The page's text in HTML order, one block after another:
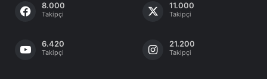
8.000
Takipçi
11.000
Takipçi
6.420
Takipçi
21.200
Takipçi